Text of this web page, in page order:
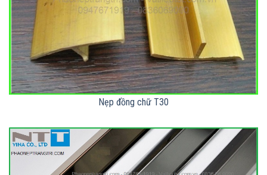
Nẹp đồng chữ T30